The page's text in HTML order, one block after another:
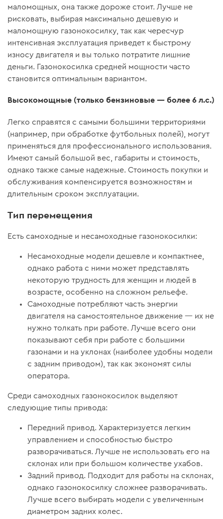
маломощных, она также дороже стоит. Лучше не
рисковать, выбирая максимально дешевую и
маломощную газонокосилку, так как чересчур
интенсивная эксплуатация приведет к быстрому
износу двигателя и вы только потратите лишние
деньги. Газонокосилка средней мощности часто
становится оптимальным вариантом.
Высокомощные (только бензиновые — более 6 л.с.)
Легко справятся с самыми большими территориями
(например, при обработке футбольных полей), могут
применяться для профессионального использования.
Имеют самый большой вес, габариты и стоимость,
однако также самые надежные. Стоимость покупки и
обслуживания компенсируется возможностям и
длительным сроком эксплуатации.
Тип перемещения
Есть самоходные и несамоходные газонокосилки:
Несамоходные модели дешевле и компактнее,
однако работа с ними может представлять
некоторую трудность для женщин и людей в
возрасте, особенно на сложном рельефе.
Самоходные потребляют часть энергии
двигателя на самостоятельное движение — их не
нужно толкать при работе. Лучше всего они
показывают себя при работе с большими
газонами и на уклонах (наиболее удобны модели
с задним приводом), так как экономят силы
оператора.
Среди самоходных газонокосилок выделяют
следующие типы привода:
Передний привод. Характеризуется легким
управлением и способностью быстро
разворачиваться. Лучше не использовать его на
склонах или при большом количестве ухабов.
Задний привод. Подходит для работы на склонах,
однако газонокосилку сложнее разворачивать.
Лучше всего выбирать модели с увеличенным
диаметром задних колес.